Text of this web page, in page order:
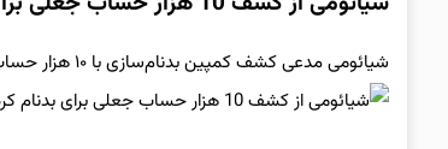
شیائومی مدعی کشف کمپین بدنام‌سازی با ۱۰ هزار حساب جعلی در شبکه‌های اجتماعی است که علیه خودروهایش فعالیت می‌کردند.